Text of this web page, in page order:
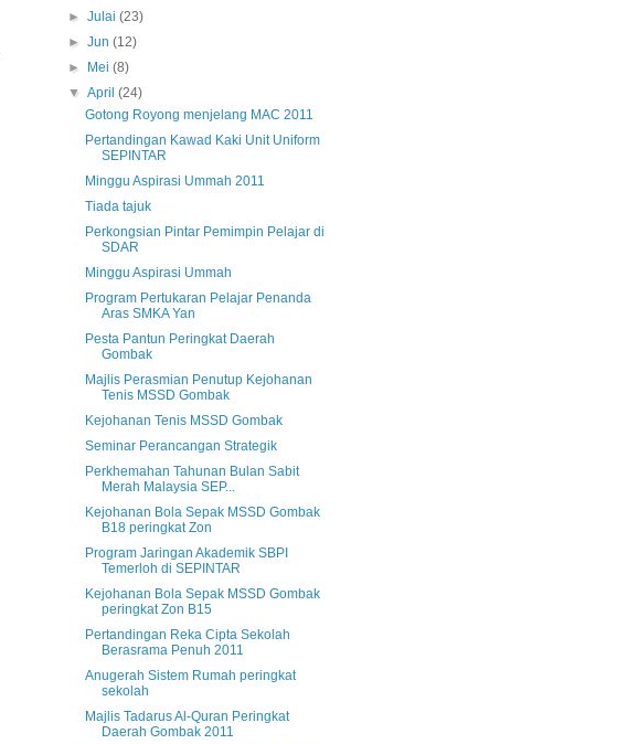
►Julai(23)
►Jun(12)
►
Mei(8)
▼April(24)
Gotong Royong menjelang MAC 2011
Pertandingan Kawad Kaki Unit Uniform
SEPINTAR
Minggu Aspirasi Ummah 2011
Tiada tajuk
Perkongsian Pintar Pemimpin Pelajar di
SDAR
Minggu Aspirasi Ummah
Program Pertukaran Pelajar Penanda
Aras SMKA Yan
Pesta Pantun Peringkat Daerah
Gombak
Majlis Perasmian Penutup Kejohanan
Tenis MSSD Gombak
Kejohanan Tenis MSSD Gombak
Seminar Perancangan Strategik
Perkhemahan Tahunan Bulan Sabit
Merah Malaysia SEP...
Kejohanan Bola Sepak MSSD Gombak
B18 peringkat Zon
Program Jaringan Akademik SBPI
Temerloh di SEPINTAR
Kejohanan Bola Sepak MSSD Gombak
peringkat Zon B15
Pertandingan Reka Cipta Sekolah
Berasrama Penuh 2011
Anugerah Sistem Rumah peringkat
sekolah
Majlis Tadarus Al-Quran Peringkat
Daerah Gombak 2011